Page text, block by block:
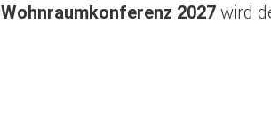
Wohnraumkonferenz 2027wird